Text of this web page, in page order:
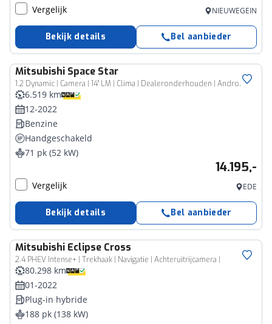
Vergelijk NIEUWEGEIN
Bekijk details Bel aanbieder
Mitsubishi Space Star
1.2 Dynamic | Camera | 14" LM | Clima | Dealeronderhouden | Android Carplay/Android Auto | Cruise |
6.519 km
12-2022
Benzine
Handgeschakeld
71 pk (52 kW)
14.195,-
Vergelijk EDE
Bekijk details Bel aanbieder
Mitsubishi Eclipse Cross
2.4 PHEV Intense+ | Trekhaak | Navigatie | Achteruitrijcamera |
80.298 km
01-2022
Plug-in hybride
188 pk (138 kW)